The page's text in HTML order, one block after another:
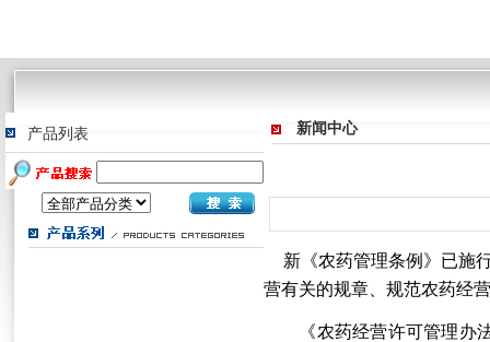
产品列表 新闻中心
新《农药管理条例》已施
营有关的规章、规范农药经
《农药经营许可管理办法